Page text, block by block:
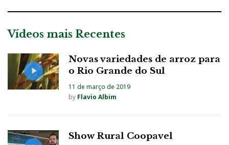
Vídeos mais Recentes
Novas variedades de arroz para
o Rio Grande do Sul
11 de março de 2019
by Flavio Albim
Show Rural Coopavel